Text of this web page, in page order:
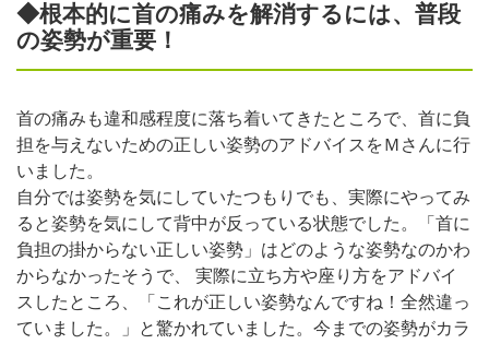
◆根本的に首の痛みを解消するには、普段
の姿勢が重要！
首の痛みも違和感程度に落ち着いてきたところで、首に負
担を与えないための正しい姿勢のアドバイスをＭさんに行
いました。
自分では姿勢を気にしていたつもりでも、実際にやってみ
ると姿勢を気にして背中が反っている状態でした。「首に
負担の掛からない正しい姿勢」はどのような姿勢なのかわ
からなかったそうで、 実際に立ち方や座り方をアドバイ
スしたところ、「これが正しい姿勢なんですね！全然違っ
ていました。」と驚かれていました。今までの姿勢がカラ